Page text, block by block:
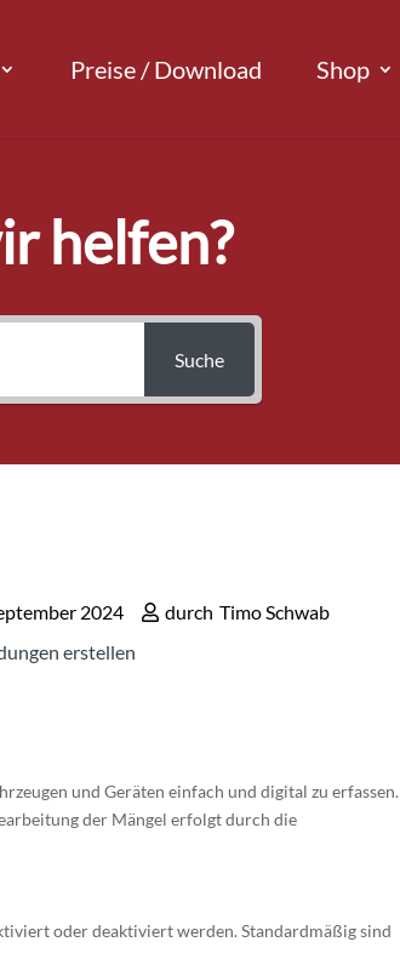
Preise / Download Shop
helfen?
Suche
2024 durch Timo Schwab
erstellen
und Geräten einfach und digital zu erfassen.
der Mängel erfolgt durch die
oder deaktiviert werden. Standardmäßig sind